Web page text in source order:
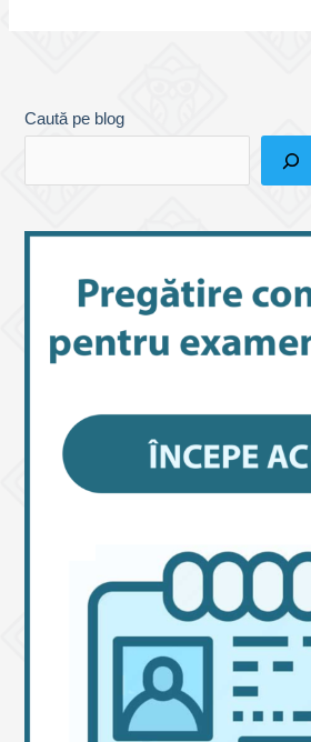
Caută pe blog